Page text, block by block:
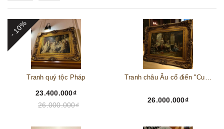
- 10%
Tranh quý tộc Pháp
23.400.000₫
26.000.000₫
Tranh châu Âu cổ điển "Cuộc sống lao động"
26.000.000₫